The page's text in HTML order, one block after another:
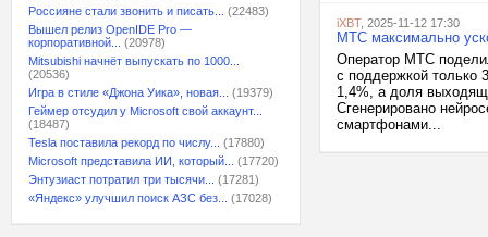
Россияне стали звонить и писать...
(22483)
Вышел релиз OpenIDE Pro —
корпоративной...
(20978)
Mitsubishi начнёт выпускать по 1000...
(20536)
Игра в стиле «Джона Уика», новая...
(19379)
Геймер отсудил у Microsoft свой аккаунт...
(18487)
Tesla поставила рекорд по числу...
(17880)
Microsoft представила ИИ, который...
(17720)
Энтузиаст потратил три тысячи...
(17281)
«Яндекс» улучшил поиск АЗС без...
(17028)
iXBT, 2025-11-12 17:30
МТС максимально
Оператор МТС
с поддержкой только
1,4%, а доля
Сгенерировано
смартфонами...